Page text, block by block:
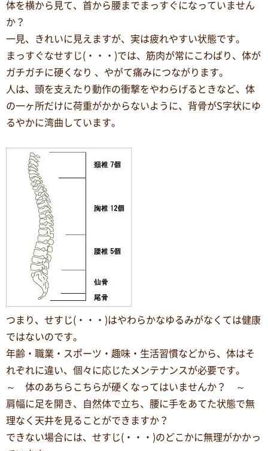
体を横から見て、首から腰までまっすぐになっていません
か？
一見、きれいに見えますが、実は疲れやすい状態です。
まっすぐなせすじ(・・・)では、筋肉が常にこわばり、体が
ガチガチに硬くなり 、やがて痛みにつながります。
人は、頭を支えたり動作の衝撃をやわらげるときなど、体
の一ヶ所だけに荷重がかからないように、背骨がS字状にゆ
るやかに湾曲しています。
つまり、せすじ(・・・)はやわらかなゆるみがなくては健康
ではないのです。
年齢・職業・スポーツ・趣味・生活習慣などから、体はそ
れぞれに違い、個々に応じたメンテナンスが必要です。
～ 体のあちらこちらが硬くなってはいませんか？ ～
肩幅に足を開き、自然体で立ち、腰に手をあてた状態で無
理なく天井を見ることができますか？
できない場合には、せすじ(・・・)のどこかに無理がかかっ